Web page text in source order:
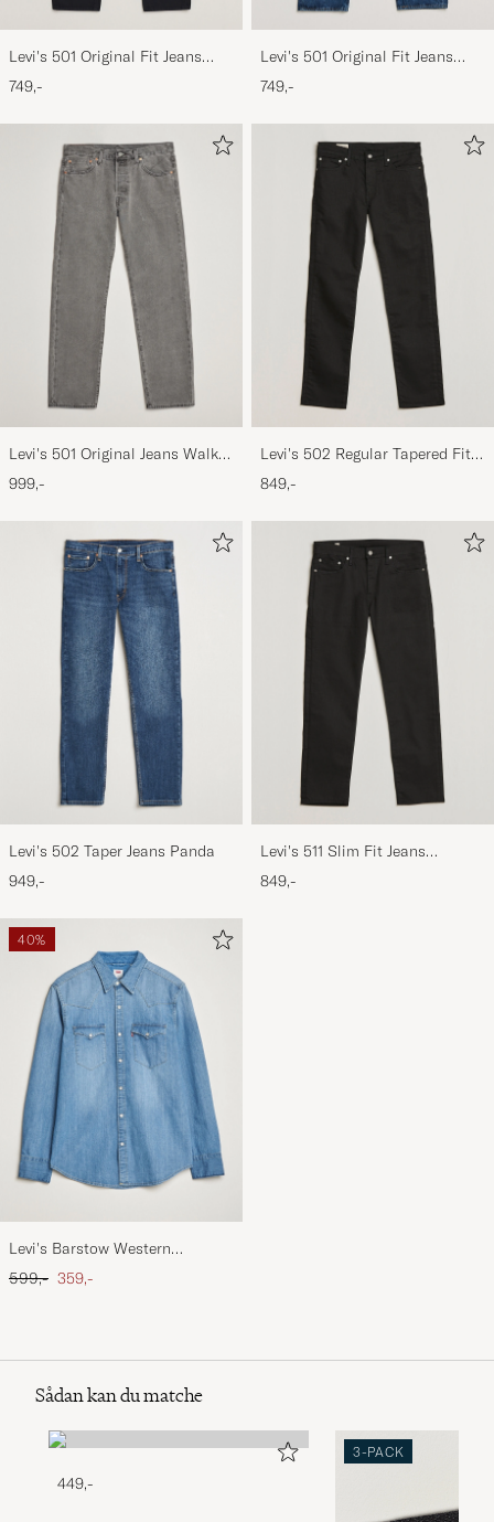
Levi's 501 Original Fit Jeans
Black
749,-
Levi's 501 Original Fit Jeans
Stonewash
749,-
Levi's 501 Original Jeans Walk
Down Broadway
999,-
Levi's 502 Regular Tapered Fit
Jeans Nightshine
849,-
Levi's 502 Taper Jeans Panda
949,-
Levi's 511 Slim Fit Jeans
Nightshine
849,-
40%
Levi's Barstow Western
Standard Shirt Light Blue
Ordinary pris
599,- Nedsat pris
359,-
Sådan kan du matche
449,-
3-PACK